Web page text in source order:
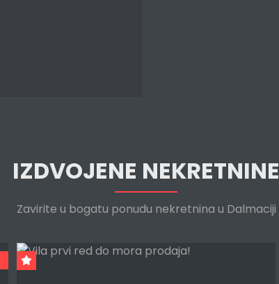
IZDVOJENE NEKRETNINE
Zavirite u bogatu ponudu nekretnina u Dalmaciji